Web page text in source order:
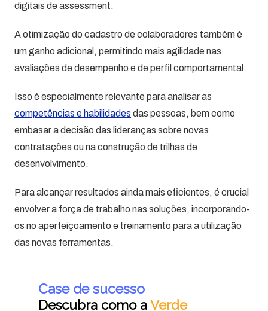
digitais de assessment.
A otimização do cadastro de colaboradores também é
um ganho adicional, permitindo mais agilidade nas
avaliações de desempenho e de perfil comportamental.
Isso é especialmente relevante para analisar as
competências e habilidades das pessoas, bem como
embasar a decisão das lideranças sobre novas
contratações ou na construção de trilhas de
desenvolvimento.
Para alcançar resultados ainda mais eficientes, é crucial
envolver a força de trabalho nas soluções, incorporando-
os no aperfeiçoamento e treinamento para a utilização
das novas ferramentas.
Case de sucesso
Descubra como aVerde